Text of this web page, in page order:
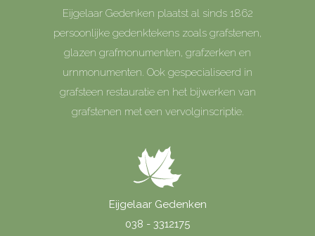
Eijgelaar Gedenken plaatst al sinds 1862
persoonlijke gedenktekens zoals grafstenen,
glazen grafmonumenten, grafzerken en
urnmonumenten. Ook gespecialiseerd in
grafsteen restauratie en het bijwerken van
grafstenen met een vervolginscriptie.
Eijgelaar Gedenken
038 - 3312175